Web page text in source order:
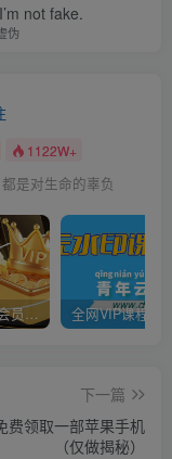
not fake.
伪
1122W+
是对生命的辜负
加入青年云网创会员，全站资源免费学习。加入高级合伙人，推广日入1000+
下一篇
费领取一部苹果手机
（仅做揭秘）